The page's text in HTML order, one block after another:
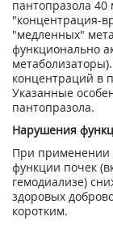
пантопразола
"концентрация-
"медленных"
функционально
концентраций в
Указанные
пантопразола.
Нарушения
При применении
функции почек
гемодиализе)
здоровых
коротким.